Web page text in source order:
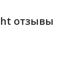
отзывы